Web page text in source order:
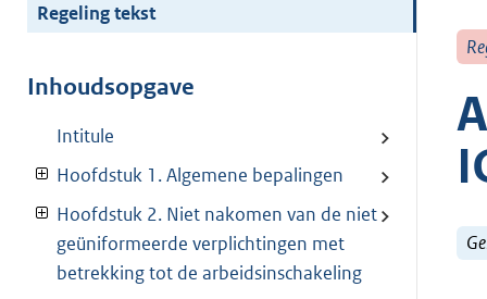
Regeling tekst
Inhoudsopgave
Intitule
Hoofdstuk 1. Algemene bepalingen
Hoofdstuk 2. Niet nakomen van de niet
geüniformeerde verplichtingen met
betrekking tot de arbeidsinschakeling